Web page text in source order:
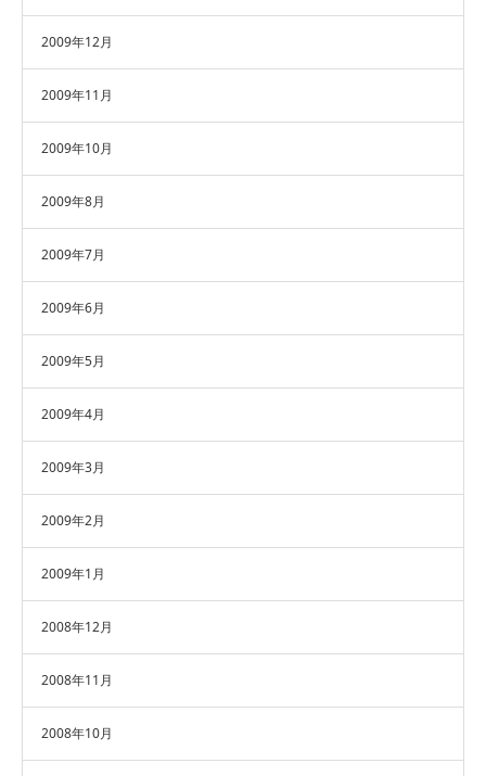
2009年12月
2009年11月
2009年10月
2009年8月
2009年7月
2009年6月
2009年5月
2009年4月
2009年3月
2009年2月
2009年1月
2008年12月
2008年11月
2008年10月